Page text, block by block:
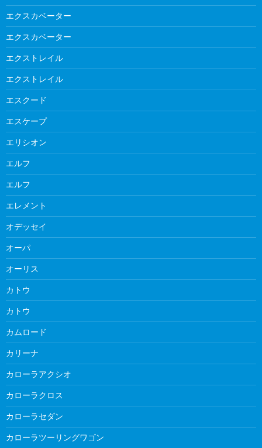
エクスカベーター
エクスカベーター
エクストレイル
エクストレイル
エスクード
エスケープ
エリシオン
エルフ
エルフ
エレメント
オデッセイ
オーパ
オーリス
カトウ
カトウ
カムロード
カリーナ
カローラアクシオ
カローラクロス
カローラセダン
カローラツーリングワゴン